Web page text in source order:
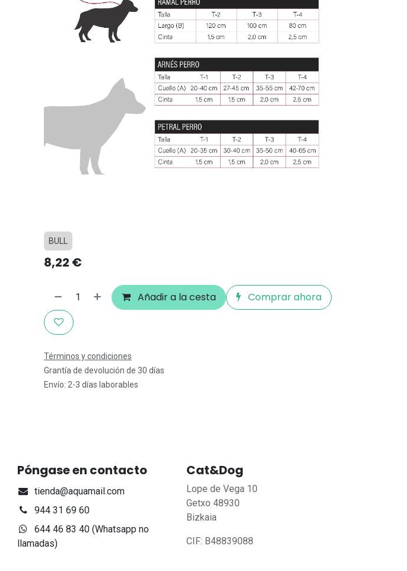
BULL
8,22 €
Añadir a la cesta Comprar ahora
Términos y condiciones
Grantía de devolución de 30 días
Envío: 2-3 días laborables
Póngase en contacto
tienda@aquamail.com
944 31 69 60
644 46 83 40 (Whatsapp no
llamadas)
Cat&Dog
Lope de Vega 10
Getxo 48930
Bizkaia
CIF: B48839088